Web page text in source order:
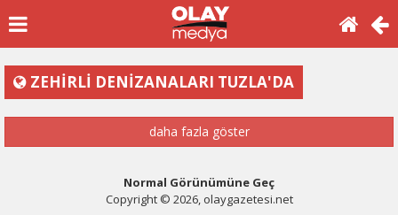
ZEHİRLİ DENİZANALARI TUZLA'DA
daha fazla göster
Normal Görünümüne Geç
Copyright © 2026, olaygazetesi.net